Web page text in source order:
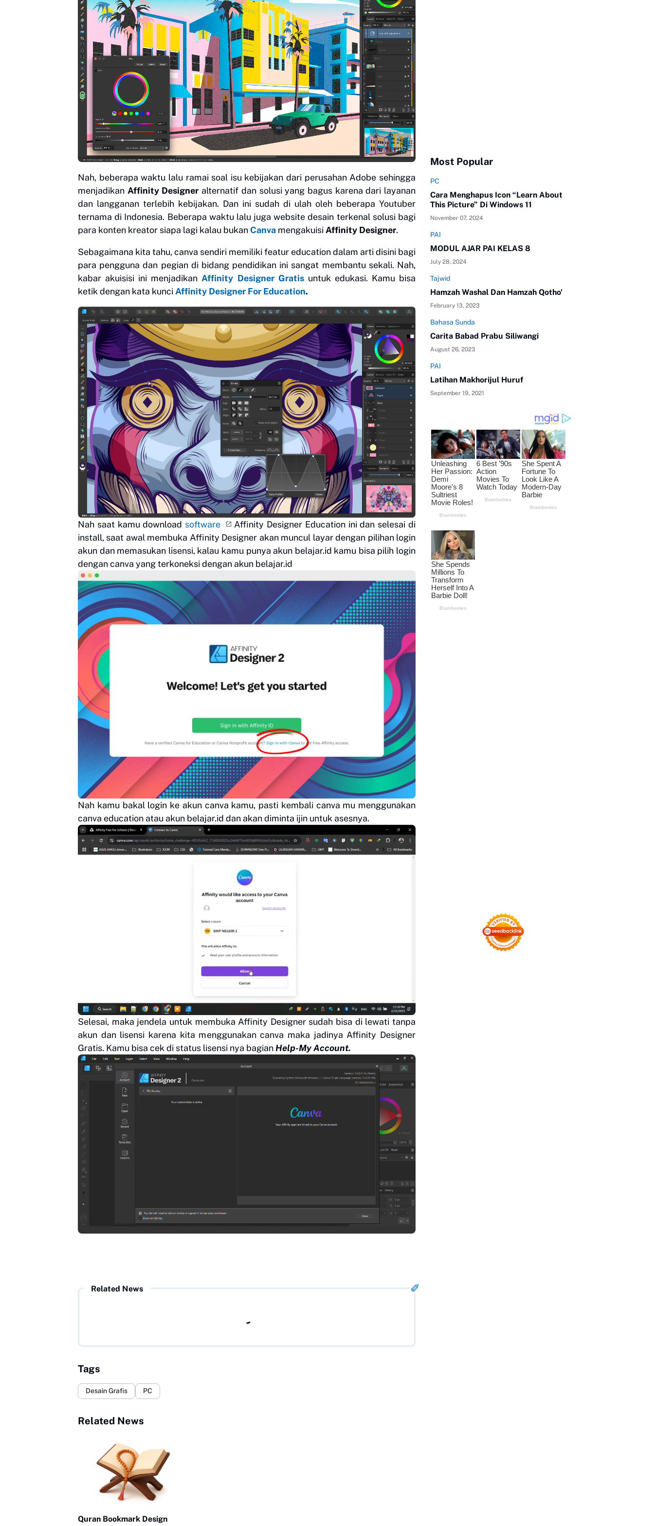
Nah, beberapa waktu lalu ramai soal isu kebijakan dari perusahan Adobe sehingga
menjadikan Affinity Designer alternatif dan solusi yang bagus karena dari layanan
dan langganan terlebih kebijakan. Dan ini sudah di ulah oleh beberapa Youtuber
ternama di Indonesia. Beberapa waktu lalu juga website desain terkenal solusi bagi
para konten kreator siapa lagi kalau bukanCanva mengakuisi Affinity Designer.
Sebagaimana kita tahu, canva sendiri memiliki featur education dalam arti disini bagi
para pengguna dan pegian di bidang pendidikan ini sangat membantu sekali. Nah,
kabar akuisisi ini menjadikan Affinity Designer Gratisuntuk edukasi. Kamu bisa
ketik dengan kata kunci Affinity Designer For Education.
Nah saat kamu download software
Affinity Designer Education ini dan selesai di
install, saat awal membuka Affinity Designer akan muncul layar dengan pilihan login
akun dan memasukan lisensi, kalau kamu punya akun belajar.id kamu bisa pilih login
dengan canva yang terkoneksi dengan akun belajar.id
Nah kamu bakal login ke akun canva kamu, pasti kembali canva mu menggunakan
canva education atau akun belajar.id dan akan diminta ijin untuk asesnya.
Selesai, maka jendela untuk membuka Affinity Designer sudah bisa di lewati tanpa
akun dan lisensi karena kita menggunakan canva maka jadinya Affinity Designer
Gratis. Kamu bisa cek di status lisensi nya bagian Help-My Account.
Related News
Tags
Desain Grafis PC
Related News
Quran Bookmark Design
Most Popular
PC
Cara Menghapus Icon “Learn About
This Picture” Di Windows 11
November 07, 2024
PAI
MODUL AJAR PAI KELAS 8
July 28, 2024
Tajwid
Hamzah Washal Dan Hamzah Qotho'
February 13, 2023
Bahasa Sunda
Carita Babad Prabu Siliwangi
August 26, 2023
PAI
Latihan Makhorijul Huruf
September 19, 2021